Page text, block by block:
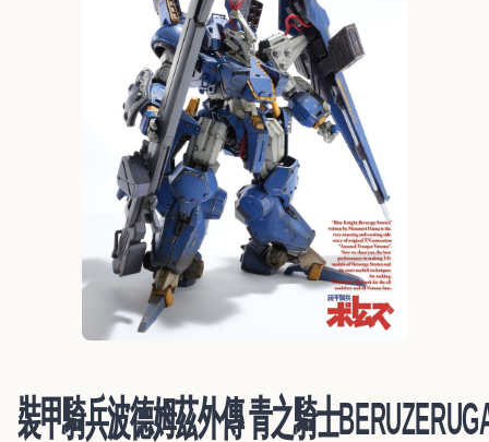
裝甲騎兵波德姆茲外傳 青之騎士